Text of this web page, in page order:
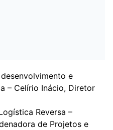
e
– Celírio Inácio, Diretor
Reversa –
de Projetos e